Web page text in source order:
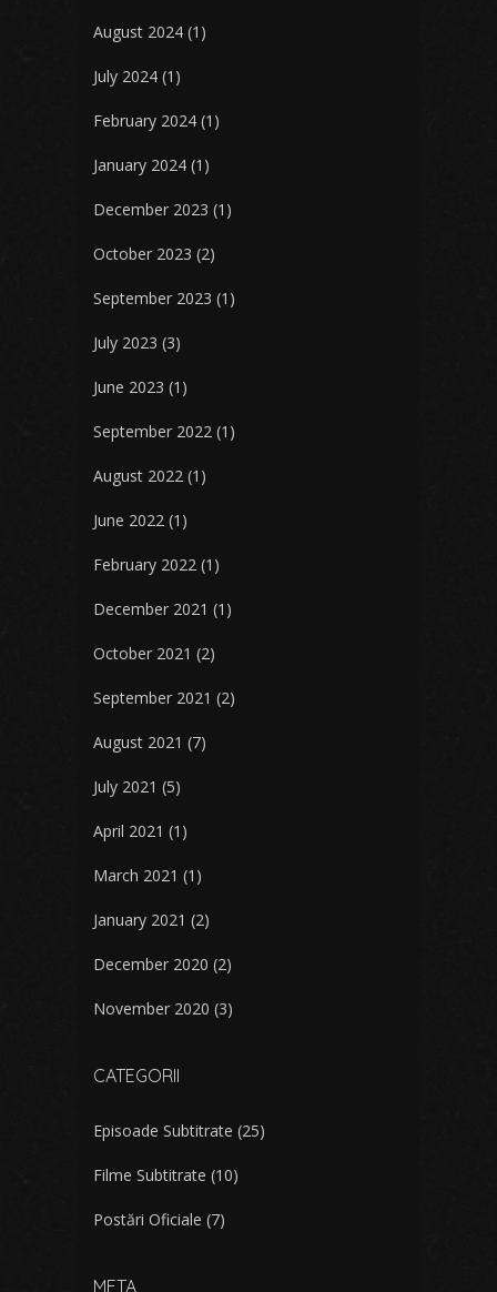
August 2024 (1)
July 2024 (1)
February 2024 (1)
January 2024 (1)
December 2023 (1)
October 2023 (2)
September 2023 (1)
July 2023 (3)
June 2023 (1)
September 2022 (1)
August 2022 (1)
June 2022 (1)
February 2022 (1)
December 2021 (1)
October 2021 (2)
September 2021 (2)
August 2021 (7)
July 2021 (5)
April 2021 (1)
March 2021 (1)
January 2021 (2)
December 2020 (2)
November 2020 (3)
CATEGORII
Episoade Subtitrate (25)
Filme Subtitrate (10)
Postări Oficiale (7)
META